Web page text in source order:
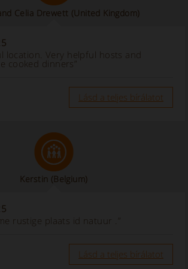
Celia Drewett (United Kingdom)
location. Very helpful hosts and
cooked dinners”
Lásd a teljes bírálatot
Kerstin (Belgium)
rustige plaats id natuur .”
Lásd a teljes bírálatot